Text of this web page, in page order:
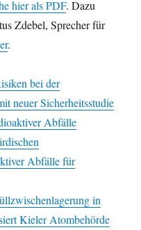
hier als PDF. Dazu
Zdebel, Sprecher für
.
bei der
neuer Sicherheitsstudie
Abfälle
Abfälle für
in
Kieler Atombehörde